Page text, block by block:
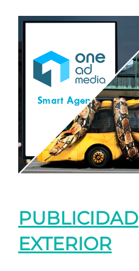
PUBLICIDAD
EXTERIOR